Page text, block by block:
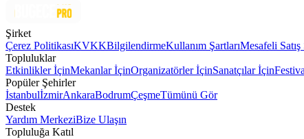
Şirket
Çerez PolitikasıKVKKBilgilendirmeKullanım ŞartlarıMesafeli Satış
Topluluklar
Etkinlikler İçinMekanlar İçinOrganizatörler İçinSanatçılar İçin
Popüler Şehirler
İstanbulİzmirAnkaraBodrumÇeşmeTümünü Gör
Destek
Yardım MerkeziBize Ulaşın
Topluluğa Katıl